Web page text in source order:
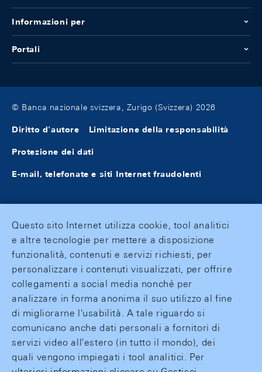
Informazioni per
Portali
© Banca nazionale svizzera, Zurigo (Svizzera) 2026
Diritto d'autore Limitazione della responsabilità
Protezione dei dati
E-mail, telefonate e siti Internet fraudolenti
Questo sito Internet utilizza cookie, tool analitici
e altre tecnologie per mettere a disposizione
funzionalità, contenuti e servizi richiesti, per
personalizzare i contenuti visualizzati, per offrire
collegamenti a social media nonché per
analizzare in forma anonima il suo utilizzo al fine
di migliorarne l'usabilità. A tale riguardo si
comunicano anche dati personali a fornitori di
servizi video all'estero (in tutto il mondo), dei
quali vengono impiegati i tool analitici. Per